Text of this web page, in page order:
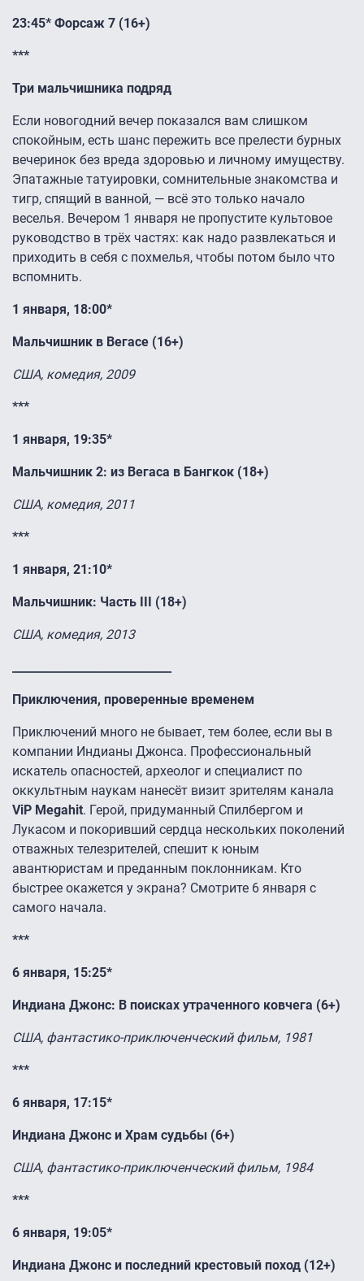
23:45* Форсаж 7 (16+)
***
Три мальчишника подряд
Если новогодний вечер показался вам слишком
спокойным, есть шанс пережить все прелести бурных
вечеринок без вреда здоровью и личному имуществу.
Эпатажные татуировки, сомнительные знакомства и
тигр, спящий в ванной, — всё это только начало
веселья. Вечером 1 января не пропустите культовое
руководство в трёх частях: как надо развлекаться и
приходить в себя с похмелья, чтобы потом было что
вспомнить.
1 января, 18:00*
Мальчишник в Вегасе (16+)
США, комедия, 2009
***
1 января, 19:35*
Мальчишник 2: из Вегаса в Бангкок (18+)
США, комедия, 2011
***
1 января, 21:10*
Мальчишник: Часть III (18+)
США, комедия, 2013
Приключения, проверенные временем
Приключений много не бывает, тем более, если вы в
компании Индианы Джонса. Профессиональный
искатель опасностей, археолог и специалист по
оккультным наукам нанесёт визит зрителям канала
ViP Megahit. Герой, придуманный Спилбергом и
Лукасом и покоривший сердца нескольких поколений
отважных телезрителей, спешит к юным
авантюристам и преданным поклонникам. Кто
быстрее окажется у экрана? Смотрите 6 января с
самого начала.
***
6 января, 15:25*
Индиана Джонс: В поисках утраченного ковчега (6+)
США, фантастико-приключенческий фильм, 1981
***
6 января, 17:15*
Индиана Джонс и Храм судьбы (6+)
США, фантастико-приключенческий фильм, 1984
***
6 января, 19:05*
Индиана Джонс и последний крестовый поход (12+)